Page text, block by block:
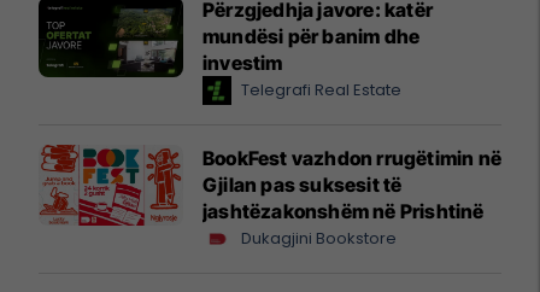
Përzgjedhja javore: katër
mundësi për banim dhe
investim
Telegrafi Real Estate
BookFest vazhdon rrugëtimin në
Gjilan pas suksesit të
jashtëzakonshëm në Prishtinë
Dukagjini Bookstore